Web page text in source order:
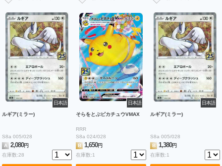
日本語
ルギア(ミラー)
S8a 005/028
A
2,080円
在庫数:28
日本語
そらをとぶピカチュウVMAX
RRR
S8a 024/028
B
1,650円
在庫数:1
日本語
ルギア(ミラー)
S8a 005/028
B 1,380円
在庫数:1